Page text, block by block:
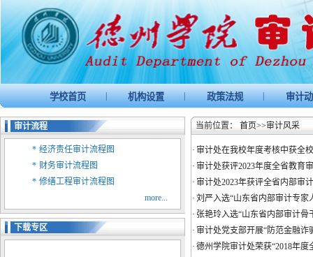
学校首页 | 机构设置 | 政策法规 | 审计
审计流程
* 经济责任审计流程图
* 财务审计流程图
* 修缮工程审计流程图
more...
下载专区
当前位置：首页>>审计风采
· 审计处在我校年度考核中获全
· 审计处获评2023年度全省教育
· 审计处2023年获评全省内部审
· 刘严入选“山东省内部审计专家
· 张艳玲入选“山东省内部审计骨
· 审计处党支部开展“防范金融诈
· 德州学院审计处荣获“2018年